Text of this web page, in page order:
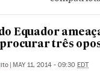
Equador
três
| MAY 11, 2014 - 09:30 EDT